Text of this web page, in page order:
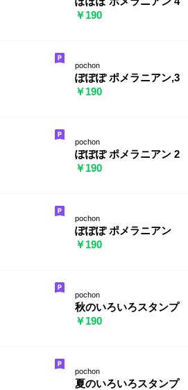
￥190
pochon
ぽぽぽ ポメラニアン,3
￥190
pochon
ぽぽぽ ポメラニアン 2
￥190
pochon
ぽぽぽ ポメラニアン
￥190
pochon
秋のいろいろスタンプ
￥190
pochon
夏のいろいろスタンプ